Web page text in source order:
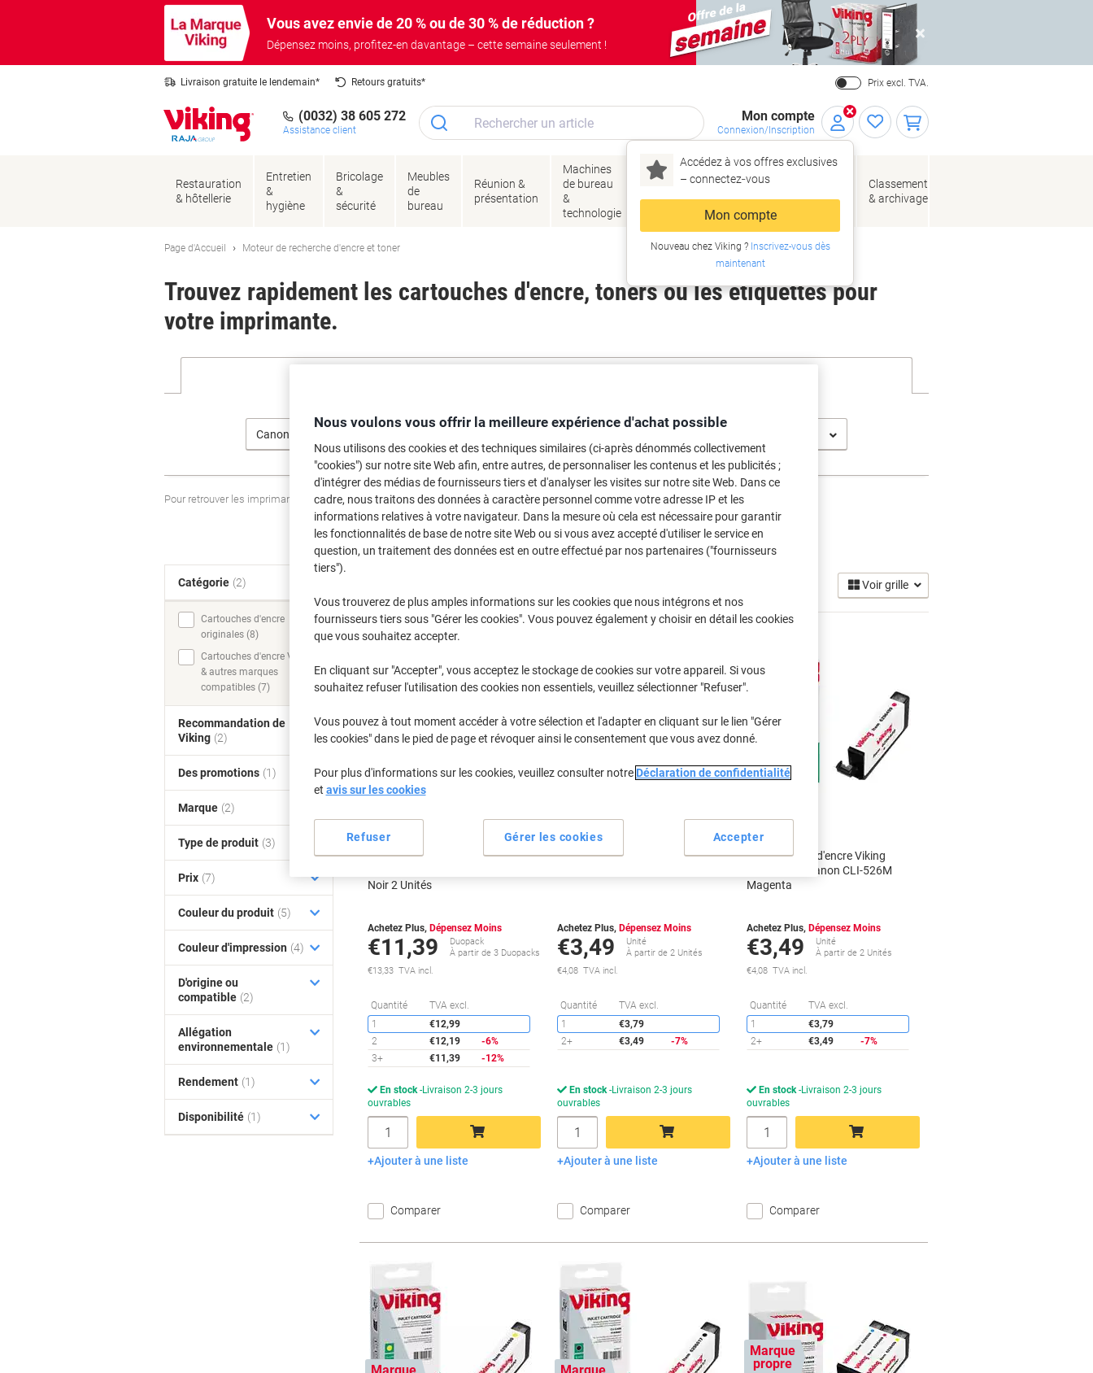
Vous avez envie de 20 % ou de 30 % de réduction ?
Dépensez moins, profitez-en davantage – cette semaine seulement !
Close
Livraison gratuite le lendemain* Retours gratuits* Prix excl. TVA.
(0032) 38 605 272
Assistance client
Mon compte
Connexion/Inscription
Accédez à vos offres exclusives
– connectez‑vous
Mon compte
Nouveau chez Viking ?Inscrivez-vous dès
maintenant
Restauration
& hôtellerie
Entretien
&
hygiène
Bricolage
&
sécurité
Meubles
de
bureau
Réunion &
présentation
Machines
de bureau
&
technologie
Encres
Papier,
enveloppes
&
emballage
de bureau
Classement
& archivage
Page d'Accueil Moteur de recherche d'encre et toner
Trouvez rapidement les cartouches d'encre, toners ou les étiquettes pour
votre imprimante.
Canon
Pour retrouver les imprimantes listées et/ou les cartouches précédemment achetéesSe connecter
Canon MG 5150 Cartouches Jet Encre (15)
Voir grille
Marque
propre
gratuit
Duopack
Cartouche jet d'encre Viking
Noir 2 Unités
Achetez Plus, Dépensez Moins
€11,39
Duopack
À partir de 3 Duopacks
€13,33 TVA incl.
Quantité TVA excl.
Économies
1
€12,99
2
€12,19
-6%
3+
€11,39 -12%
En stock Livraison 2-3 jours
ouvrables
Quantité
Ajouter au panier
Ajouter à une liste
Comparer
Marque
Cadeau
Cartouche jet d'encre Viking
Achetez Plus, Dépensez Moins
€3,49
Unité
À partir de 2 Unités
€4,08 TVA incl.
Quantité TVA excl.
Économies
1
€3,79
2+
€3,49 -7%
En stock Livraison 2-3 jours
ouvrables
Quantité
Ajouter au panier
Ajouter à une liste
Comparer
Marque
Cadeau
Cartouche jet d'encre Viking
Compatible Canon CLI-526M
Magenta
Achetez Plus, Dépensez Moins
€3,49
Unité
À partir de 2 Unités
€4,08 TVA incl.
Quantité TVA excl.
1
€3,79
2+
€3,49 -7%
En stock Livraison 2-3 jours
ouvrables
Quantité
Ajouter au panier
Ajouter à une liste
Comparer
Marque
propre
Catégorie (2)
Cartouches d'encre
originales (8)
Cartouches d'encre Viking
& autres marques
compatibles (7)
Recommandation de
Viking (2)
Des promotions (1)
Marque (2)
Type de produit (3)
Prix (7)
Couleur du produit (5)
Couleur d'impression (4)
D'origine ou
compatible (2)
Allégation
environnementale (1)
Rendement (1)
Disponibilité (1)
Nous voulons vous offrir la meilleure expérience d'achat possible
Nous utilisons des cookies et des techniques similaires (ci-après dénommés collectivement
"cookies") sur notre site Web afin, entre autres, de personnaliser les contenus et les publicités ;
d'intégrer des médias de fournisseurs tiers et d'analyser les visites sur notre site Web. Dans ce
cadre, nous traitons des données à caractère personnel comme votre adresse IP et les
informations relatives à votre navigateur. Dans la mesure où cela est nécessaire pour garantir
les fonctionnalités de base de notre site Web ou si vous avez accepté d'utiliser le service en
question, un traitement des données est en outre effectué par nos partenaires ("fournisseurs
tiers").
Vous trouverez de plus amples informations sur les cookies que nous intégrons et nos
fournisseurs tiers sous "Gérer les cookies". Vous pouvez également y choisir en détail les cookies
que vous souhaitez accepter.
En cliquant sur "Accepter", vous acceptez le stockage de cookies sur votre appareil. Si vous
souhaitez refuser l'utilisation des cookies non essentiels, veuillez sélectionner "Refuser".
Vous pouvez à tout moment accéder à votre sélection et l'adapter en cliquant sur le lien "Gérer
les cookies" dans le pied de page et révoquer ainsi le consentement que vous avez donné.
Pour plus d'informations sur les cookies, veuillez consulter notre Déclaration de confidentialité
et avis sur les cookies
Gérer les cookies
Refuser Accepter